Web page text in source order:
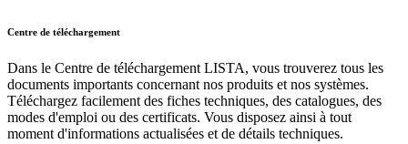
Centre de téléchargement
Dans le Centre de téléchargement LISTA, vous trouverez tous les
documents importants concernant nos produits et nos systèmes.
Téléchargez facilement des fiches techniques, des catalogues, des
modes d'emploi ou des certificats. Vous disposez ainsi à tout
moment d'informations actualisées et de détails techniques.